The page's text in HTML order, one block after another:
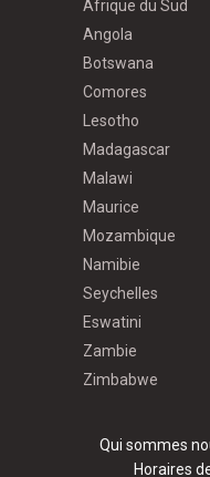
Afrique du Sud
Angola
Botswana
Comores
Lesotho
Madagascar
Malawi
Maurice
Mozambique
Namibie
Seychelles
Eswatini
Zambie
Zimbabwe
Qui sommes
Horaires